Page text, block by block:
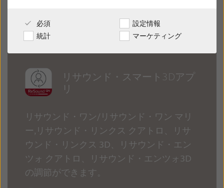
必須
設定情報
統計
マーケティング
Australia Brasil
China
Deutschland
France India
International Italia
Kazakhstan Korea
Latinoamérica
リサウンド・スマート3Dアプ
リ
リサウンド・ワン/リサウンド・ワン マリ
ー,リサウンド・リンクス クアトロ、リサ
ウンド・リンクス 3D、リサウンド・エン
ツォ クアトロ、リサウンド・エンツォ3D
の調節ができます。